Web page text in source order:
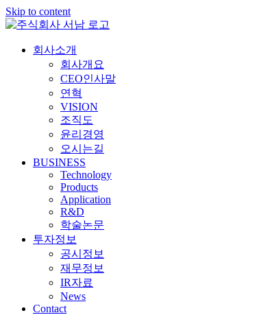
Skip to content
회사소개
회사개요
CEO인사말
연혁
VISION
조직도
윤리경영
오시는길
BUSINESS
Technology
Products
Application
R&D
학술논문
투자정보
공시정보
재무정보
IR자료
News
Contact